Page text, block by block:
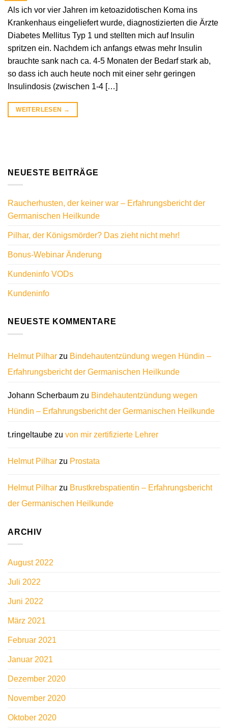
Als ich vor vier Jahren im ketoazidotischen Koma ins
Krankenhaus eingeliefert wurde, diagnostizierten die Ärzte
Diabetes Mellitus Typ 1 und stellten mich auf Insulin
spritzen ein. Nachdem ich anfangs etwas mehr Insulin
brauchte sank nach ca. 4-5 Monaten der Bedarf stark ab,
so dass ich auch heute noch mit einer sehr geringen
Insulindosis (zwischen 1-4 […]
WEITERLESEN →
NEUESTE BEITRÄGE
Raucherhusten, der keiner war – Erfahrungsbericht der
Germanischen Heilkunde
Pilhar, der Königsmörder? Das zieht nicht mehr!
Bonus-Webinar Änderung
Kundeninfo VODs
Kundeninfo
NEUESTE KOMMENTARE
Helmut Pilhar zu Bindehautentzündung wegen Hündin –
Erfahrungsbericht der Germanischen Heilkunde
Johann Scherbaum zu Bindehautentzündung wegen
Hündin – Erfahrungsbericht der Germanischen Heilkunde
t.ringeltaube zu von mir zertifizierte Lehrer
Helmut Pilhar zu Prostata
Helmut Pilhar zu Brustkrebspatientin – Erfahrungsbericht
der Germanischen Heilkunde
ARCHIV
August 2022
Juli 2022
Juni 2022
März 2021
Februar 2021
Januar 2021
Dezember 2020
November 2020
Oktober 2020